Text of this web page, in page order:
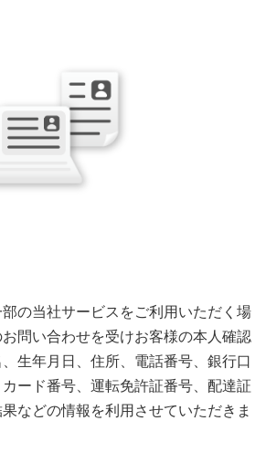
の当社サービスをご利用いただく場
問い合わせを受けお客様の本人確認
生年月日、住所、電話番号、銀行口
ード番号、運転免許証番号、配達証
などの情報を利用させていただきま